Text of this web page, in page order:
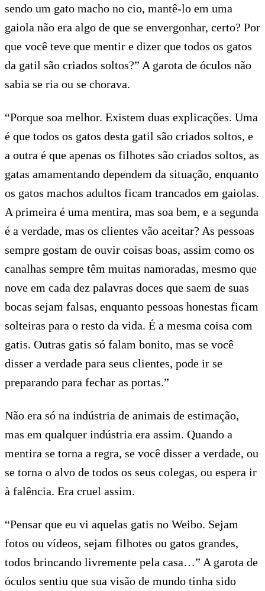
sendo um gato macho no cio, mantê-lo em uma
gaiola não era algo de que se envergonhar, certo? Por
que você teve que mentir e dizer que todos os gatos
da gatil são criados soltos?” A garota de óculos não
sabia se ria ou se chorava.
“Porque soa melhor. Existem duas explicações. Uma
é que todos os gatos desta gatil são criados soltos, e
a outra é que apenas os filhotes são criados soltos, as
gatas amamentando dependem da situação, enquanto
os gatos machos adultos ficam trancados em gaiolas.
A primeira é uma mentira, mas soa bem, e a segunda
é a verdade, mas os clientes vão aceitar? As pessoas
sempre gostam de ouvir coisas boas, assim como os
canalhas sempre têm muitas namoradas, mesmo que
nove em cada dez palavras doces que saem de suas
bocas sejam falsas, enquanto pessoas honestas ficam
solteiras para o resto da vida. É a mesma coisa com
gatis. Outras gatis só falam bonito, mas se você
disser a verdade para seus clientes, pode ir se
preparando para fechar as portas.”
Não era só na indústria de animais de estimação,
mas em qualquer indústria era assim. Quando a
mentira se torna a regra, se você disser a verdade, ou
se torna o alvo de todos os seus colegas, ou espera ir
à falência. Era cruel assim.
“Pensar que eu vi aquelas gatis no Weibo. Sejam
fotos ou vídeos, sejam filhotes ou gatos grandes,
todos brincando livremente pela casa…” A garota de
óculos sentiu que sua visão de mundo tinha sido